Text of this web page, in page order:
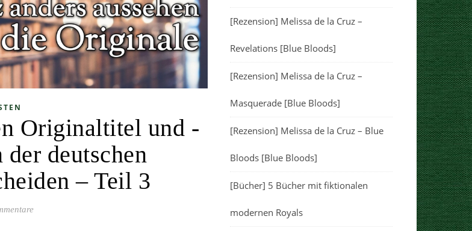
Originaltitel und -
deutschen
– Teil 3
[Rezension] Melissa de la Cruz –
Revelations [Blue Bloods]
[Rezension] Melissa de la Cruz –
Masquerade [Blue Bloods]
[Rezension] Melissa de la Cruz – Blue
Bloods [Blue Bloods]
[Bücher] 5 Bücher mit fiktionalen
modernen Royals